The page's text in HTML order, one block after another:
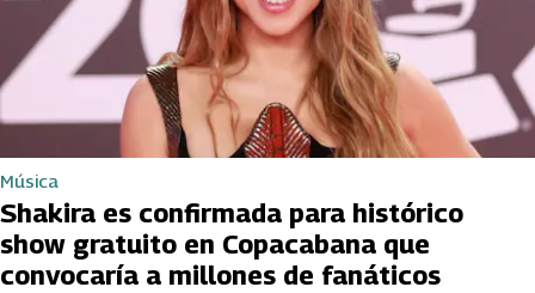
Música
Shakira es confirmada para histórico
show gratuito en Copacabana que
convocaría a millones de fanáticos